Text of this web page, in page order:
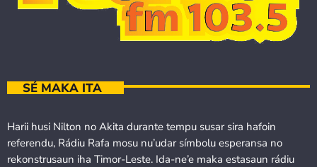
SÉ MAKA ITA
Harii husi Nilton no Akita durante tempu susar sira hafoin
referendu, Rádiu Rafa mosu nu’udar símbolu esperansa no
rekonstrusaun iha Timor-Leste. Ida-ne’e maka estasaun rádiu